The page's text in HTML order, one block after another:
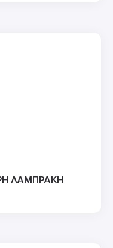
ΛΑΜΠΡΑΚΗ